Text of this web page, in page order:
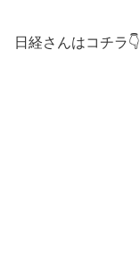
日経さんはコチラ👇